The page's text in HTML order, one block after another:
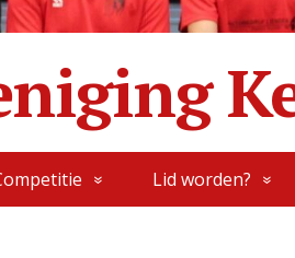
Lid worden?